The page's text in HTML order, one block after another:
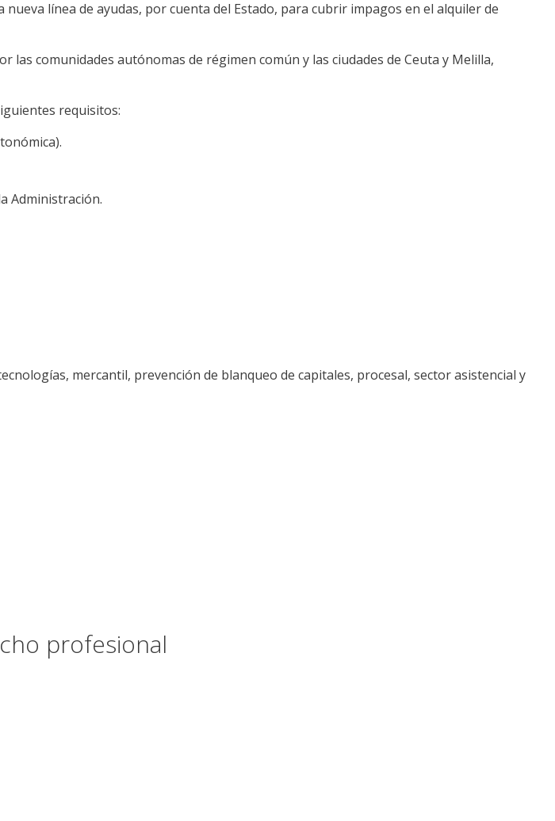
nueva línea de ayudas, por cuenta del Estado, para cubrir impagos en el alquiler de
comunidades autónomas de régimen común y las ciudades de Ceuta y Melilla,
requisitos:
Administración.
mercantil, prevención de blanqueo de capitales, procesal, sector asistencial y
profesional